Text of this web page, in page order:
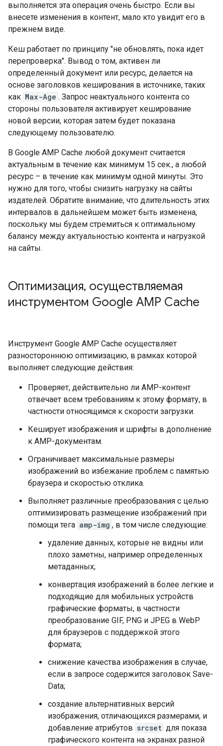
выполняется эта операция очень быстро. Если вы
внесете изменения в контент, мало кто увидит его в
прежнем виде.
Кеш работает по принципу "не обновлять, пока идет
перепроверка". Вывод о том, активен ли
определенный документ или ресурс, делается на
основе заголовков кеширования в источнике, таких
как Max-Age . Запрос неактуального контента со
стороны пользователя активирует кеширование
новой версии, которая затем будет показана
следующему пользователю.
В Google AMP Cache любой документ считается
актуальным в течение как минимум 15 сек., а любой
ресурс – в течение как минимум одной минуты. Это
нужно для того, чтобы снизить нагрузку на сайты
издателей. Обратите внимание, что длительность этих
интервалов в дальнейшем может быть изменена,
поскольку мы будем стремиться к оптимальному
балансу между актуальностью контента и нагрузкой
на сайты.
Оптимизация, осуществляемая
инструментом Google AMP Cache
Инструмент Google AMP Cache осуществляет
разностороннюю оптимизацию, в рамках которой
выполняет следующие действия:
Проверяет, действительно ли AMP-контент
отвечает всем требованиям к этому формату, в
частности относящимся к скорости загрузки.
Кеширует изображения и шрифты в дополнение
к AMP-документам.
Ограничивает максимальные размеры
изображений во избежание проблем с памятью
браузера и скоростью отклика.
Выполняет различные преобразования с целью
оптимизировать размещение изображений при
помощи тега amp-img , в том числе следующие:
удаление данных, которые не видны или
плохо заметны, например определенных
метаданных;
конвертация изображений в более легкие и
подходящие для мобильных устройств
графические форматы, в частности
преобразование GIF, PNG и JPEG в WebP
для браузеров с поддержкой этого
формата;
снижение качества изображения в случае,
если в запросе содержится заголовок Save-
Data;
создание альтернативных версий
изображения, отличающихся размерами, и
добавление атрибутов srcset для показа
графического контента на экранах разной